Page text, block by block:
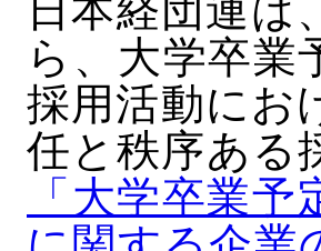
日本経団連は
ら、大学卒業
採用活動にお
任と秩序ある
「大学卒業